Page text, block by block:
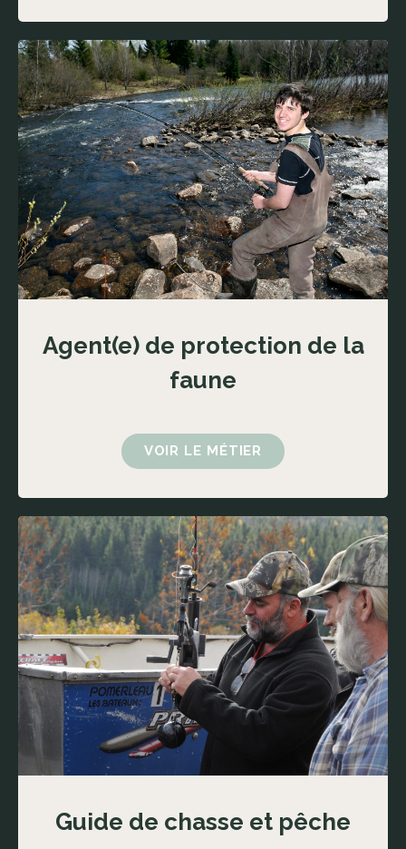
Agent(e) de protection de la
faune
VOIR LE MÉTIER
Guide de chasse et pêche